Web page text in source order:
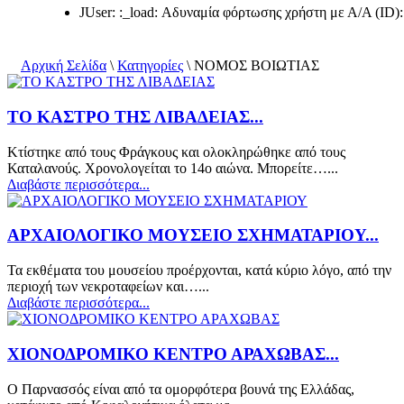
JUser: :_load: Αδυναμία φόρτωσης χρήστη με Α/Α
Αρχική Σελίδα \ Κατηγορίες \ ΝΟΜΟΣ ΒΟΙΩΤΙΑΣ
ΤΟ ΚΑΣΤΡΟ ΤΗΣ ΛΙΒΑΔΕΙΑΣ...
Κτίστηκε από τους Φράγκους και ολοκληρώθηκε από τους
Καταλανούς. Χρονολογείται το 14ο αιώνα. Μπορείτε…...
Διαβάστε περισσότερα...
ΑΡΧΑΙΟΛΟΓΙΚΟ ΜΟΥΣΕΙΟ ΣΧΗΜΑΤΑΡΙΟΥ...
Τα εκθέματα του μουσείου προέρχονται, κατά κύριο λόγο, από την
περιοχή των νεκροταφείων και…...
Διαβάστε περισσότερα...
ΧΙΟΝΟΔΡΟΜΙΚΟ ΚΕΝΤΡΟ ΑΡΑΧΩΒΑΣ...
Ο Παρνασσός είναι από τα ομορφότερα βουνά της Ελλάδας,